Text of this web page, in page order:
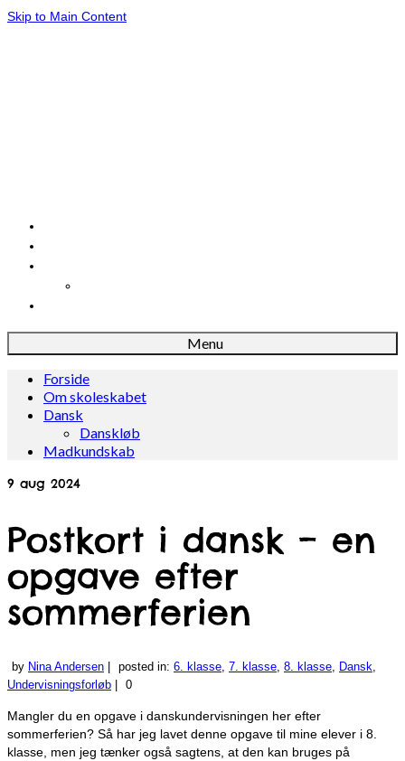
Skip to Main Content
Menu
Forside
Om skoleskabet
Dansk
Danskløb
Madkundskab
9 aug 2024
Postkort i dansk – en
opgave efter
sommerferien
by Nina Andersen posted in: 6. klasse, 7. klasse, 8. klasse, Dansk,
Undervisningsforløb
0
Mangler du en opgave i danskundervisningen her efter
sommerferien? Så har jeg lavet denne opgave til mine elever i 8.
klasse, men jeg tænker også sagtens, at den kan bruges på